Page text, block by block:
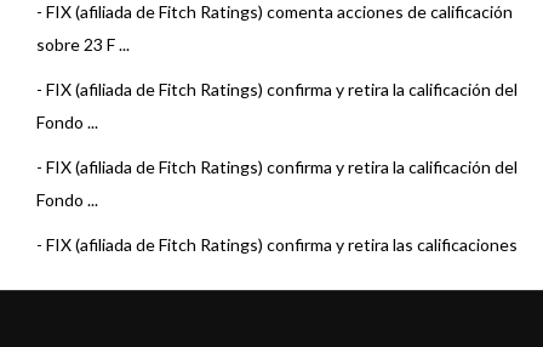
- FIX (afiliada de Fitch Ratings) comenta acciones de calificación
sobre 23 F ...
- FIX (afiliada de Fitch Ratings) confirma y retira la calificación del
Fondo ...
- FIX (afiliada de Fitch Ratings) confirma y retira la calificación del
Fondo ...
- FIX (afiliada de Fitch Ratings) confirma y retira las calificaciones